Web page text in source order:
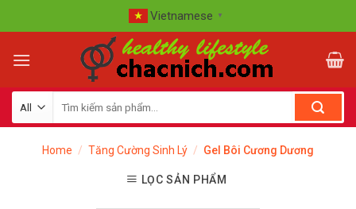
to
Vietnamese ▼
Home / Tăng Cường Sinh Lý / Gel Bôi Cương Dương
LỌC SẢN PHẨM